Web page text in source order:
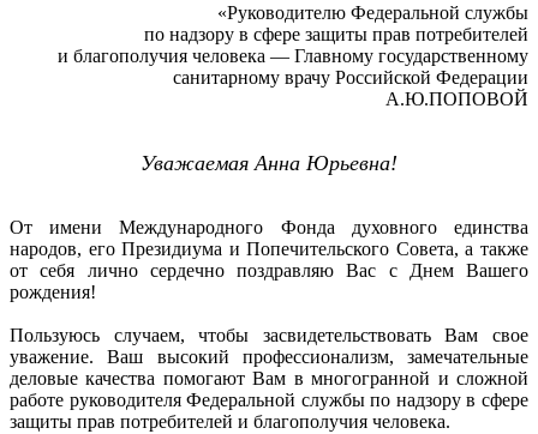
«Руководителю Федеральной службы
по надзору в сфере защиты прав потребителей
и благополучия человека — Главному государственному
санитарному врачу Российской Федерации
А.Ю.ПОПОВОЙ
Уважаемая Анна Юрьевна!
От имени Международного Фонда духовного единства
народов, его Президиума и Попечительского Совета, а также
от себя лично сердечно поздравляю Вас с Днем Вашего
рождения!
Пользуюсь случаем, чтобы засвидетельствовать Вам свое
уважение. Ваш высокий профессионализм, замечательные
деловые качества помогают Вам в многогранной и сложной
работе руководителя Федеральной службы по надзору в сфере
защиты прав потребителей и благополучия человека.